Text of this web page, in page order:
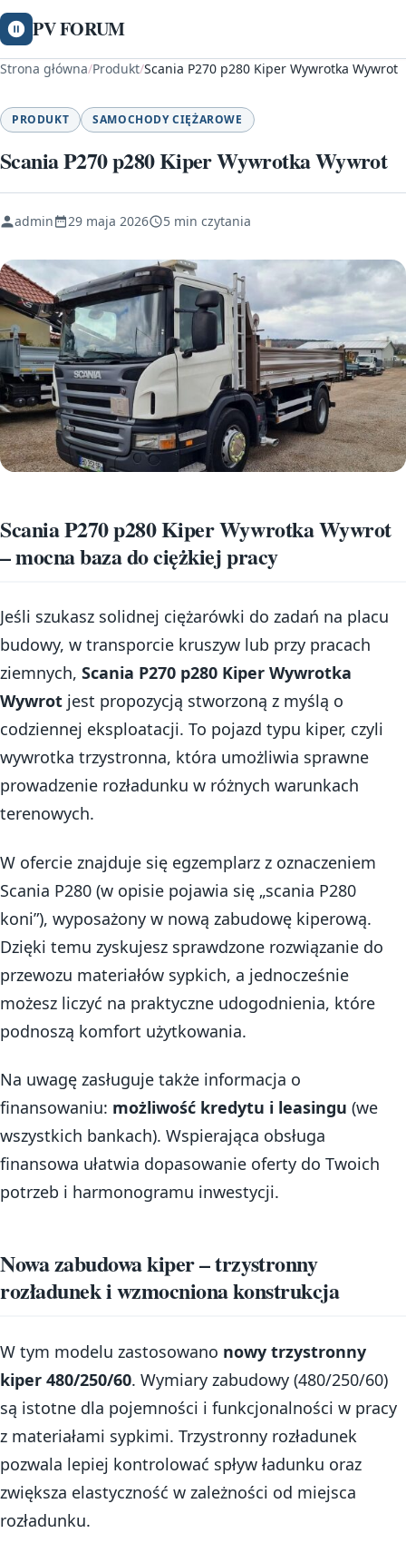
PV FORUM
Strona główna/Produkt/Scania P270 p280 Kiper Wywrotka Wywrot
PRODUKT SAMOCHODY CIĘŻAROWE
Scania P270 p280 Kiper Wywrotka Wywrot
admin 29 maja 2026 5 min czytania
Scania P270 p280 Kiper Wywrotka Wywrot
– mocna baza do ciężkiej pracy
Jeśli szukasz solidnej ciężarówki do zadań na placu
budowy, w transporcie kruszyw lub przy pracach
ziemnych, Scania P270 p280 Kiper Wywrotka
Wywrot jest propozycją stworzoną z myślą o
codziennej eksploatacji. To pojazd typu kiper, czyli
wywrotka trzystronna, która umożliwia sprawne
prowadzenie rozładunku w różnych warunkach
terenowych.
W ofercie znajduje się egzemplarz z oznaczeniem
Scania P280 (w opisie pojawia się „scania P280
koni”), wyposażony w nową zabudowę kiperową.
Dzięki temu zyskujesz sprawdzone rozwiązanie do
przewozu materiałów sypkich, a jednocześnie
możesz liczyć na praktyczne udogodnienia, które
podnoszą komfort użytkowania.
Na uwagę zasługuje także informacja o
finansowaniu: możliwość kredytu i leasingu (we
wszystkich bankach). Wspierająca obsługa
finansowa ułatwia dopasowanie oferty do Twoich
potrzeb i harmonogramu inwestycji.
Nowa zabudowa kiper – trzystronny
rozładunek i wzmocniona konstrukcja
W tym modelu zastosowano nowy trzystronny
kiper 480/250/60. Wymiary zabudowy (480/250/60)
są istotne dla pojemności i funkcjonalności w pracy
z materiałami sypkimi. Trzystronny rozładunek
pozwala lepiej kontrolować spływ ładunku oraz
zwiększa elastyczność w zależności od miejsca
rozładunku.